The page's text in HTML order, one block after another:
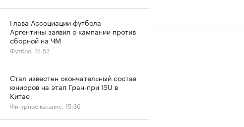
Глава Ассоциации футбола
Аргентины заявил о кампании против
сборной на ЧМ
Футбол, 15:52
Стал известен окончательный состав
юниоров на этап Гран-при ISU в
Китае
Фигурное катание, 15:36